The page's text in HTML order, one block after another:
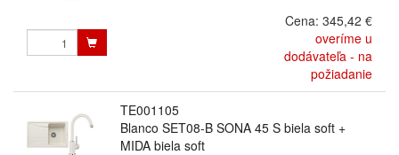
Cena: 345,42 €
overíme u
dodávateľa - na
požiadanie
TE001105
Blanco SET08-B SONA 45 S biela soft +
MIDA biela soft